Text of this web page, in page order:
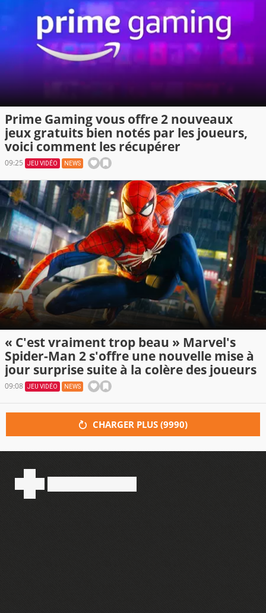
Prime Gaming vous offre 2 nouveaux
jeux gratuits bien notés par les joueurs,
voici comment les récupérer
09:25 JEU VIDÉO NEWS
« C'est vraiment trop beau » Marvel's
Spider-Man 2 s'offre une nouvelle mise à
jour surprise suite à la colère des joueurs
09:08 JEU VIDÉO NEWS
CHARGER PLUS (9990)